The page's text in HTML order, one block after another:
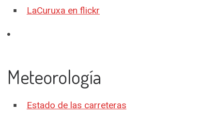
LaCuruxa en flickr
Meteorología
Estado de las carreteras